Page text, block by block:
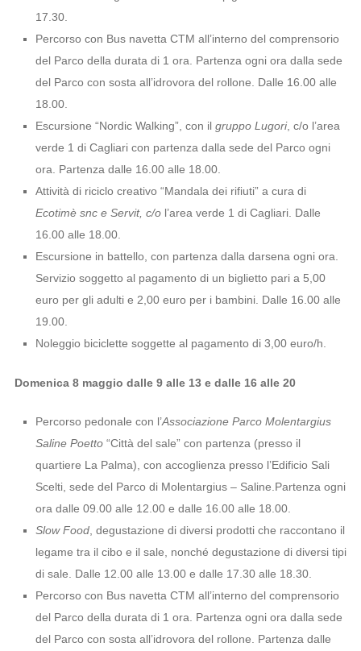
17.30.
Percorso con Bus navetta CTM all’interno del comprensorio
del Parco della durata di 1 ora. Partenza ogni ora dalla sede
del Parco con sosta all’idrovora del rollone. Dalle 16.00 alle
18.00.
Escursione “Nordic Walking”, con ilgruppo Lugori, c/o l’area
verde 1 di Cagliari con partenza dalla sede del Parco ogni
ora. Partenza dalle 16.00 alle 18.00.
Attività di riciclo creativo “Mandala dei rifiuti” a cura di
Ecotimè snc e Servit, c/o l’area verde 1 di Cagliari. Dalle
16.00 alle 18.00.
Escursione in battello, con partenza dalla darsena ogni ora.
Servizio soggetto al pagamento di un biglietto pari a 5,00
euro per gli adulti e 2,00 euro per i bambini. Dalle 16.00 alle
19.00.
Noleggio biciclette soggette al pagamento di 3,00 euro/h.
Domenica 8 maggio dalle 9 alle 13 e dalle 16 alle 20
Percorso pedonale con l’Associazione Parco Molentargius
Saline Poetto “Città del sale” con partenza (presso il
quartiere La Palma), con accoglienza presso l’Edificio Sali
Scelti, sede del Parco di Molentargius – Saline.Partenza ogni
ora dalle 09.00 alle 12.00 e dalle 16.00 alle 18.00.
Slow Food , degustazione di diversi prodotti che raccontano il
legame tra il cibo e il sale, nonché degustazione di diversi tipi
di sale. Dalle 12.00 alle 13.00 e dalle 17.30 alle 18.30.
Percorso con Bus navetta CTM all’interno del comprensorio
del Parco della durata di 1 ora. Partenza ogni ora dalla sede
del Parco con sosta all’idrovora del rollone. Partenza dalle